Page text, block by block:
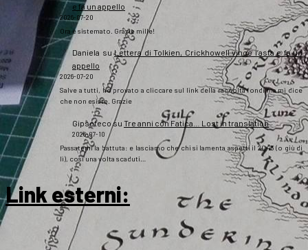
e fa un appello
2026-07-20
Ora è sistemato. Grazie mille!
Daniela suLettera di Tolkien, Crickhowell vince l’asta e fa un
appello
2026-07-20
Salve a tutti, ho provato a cliccare sul link della raccolta fondi ma mi dice
che non esiste. Grazie
Gipsotecosu Tre anni con Fatica… Lost in translation
2026-07-10
Passatemi la battuta: e lasciamo che chi si lamenta aspetti il 2043 (o giù di
lì), così una volta scaduti…
Link esterni: